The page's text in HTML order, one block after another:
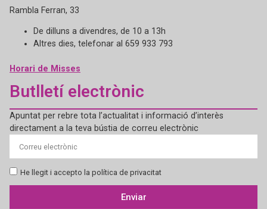
Rambla Ferran, 33
De dilluns a divendres, de 10 a 13h
Altres dies, telefonar al 659 933 793
Horari de Misses
Butlletí electrònic
Apuntat per rebre tota l’actualitat i informació d’interès
directament a la teva bústia de correu electrònic
He llegit i accepto la política de privacitat
Enviar